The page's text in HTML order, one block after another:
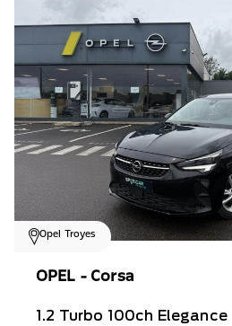
Opel Troyes
OPEL - Corsa
1.2 Turbo 100ch Elegance